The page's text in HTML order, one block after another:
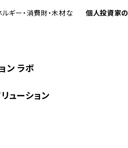
ギー・消費財・木材な
ン ラボ
リューション
個人投資家